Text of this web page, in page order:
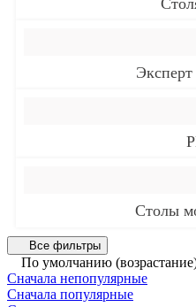
Столы
Все фильтры
По умолчанию
Сначала непопулярные
Сначала популярные